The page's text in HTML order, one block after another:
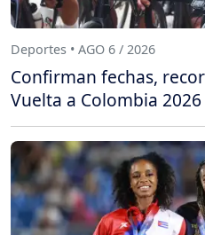
Deportes • AGO 6 / 2026
Confirman fechas,
Vuelta a Colombia 2026